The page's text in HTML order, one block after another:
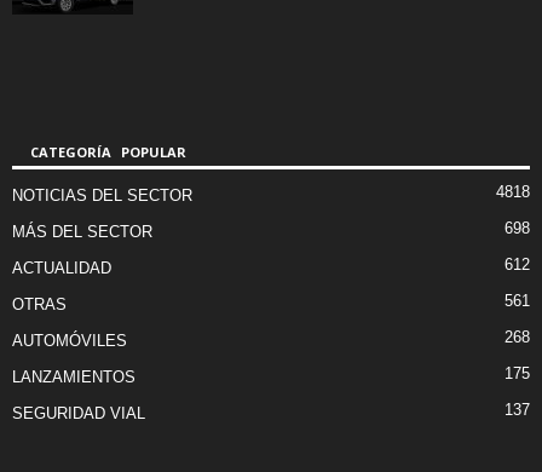
CATEGORÍA POPULAR
NOTICIAS DEL SECTOR 4818
MÁS DEL SECTOR 698
ACTUALIDAD 612
OTRAS 561
AUTOMÓVILES 268
LANZAMIENTOS 175
SEGURIDAD VIAL 137